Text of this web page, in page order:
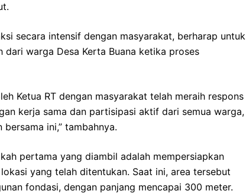
secara intensif dengan masyarakat, berharap untuk
dari warga Desa Kerta Buana ketika proses
Ketua RT dengan masyarakat telah meraih respons
kerja sama dan partisipasi aktif dari semua warga,
ini,” tambahnya.
pertama yang diambil adalah mempersiapkan
yang telah ditentukan. Saat ini, area tersebut
fondasi, dengan panjang mencapai 300 meter.